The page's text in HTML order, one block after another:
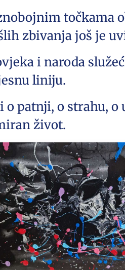
točkama
zbivanja još je
i naroda
liniju.
o patnji, o strahu,
život.